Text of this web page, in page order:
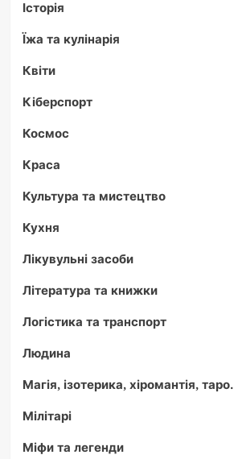
Історія
Їжа та кулінарія
Квіти
Кіберспорт
Космос
Краса
Культура та мистецтво
Кухня
Лікувульні засоби
Література та книжки
Логістика та транспорт
Людина
Магія, ізотерика, хіромантія, таро.
Мілітарі
Міфи та легенди